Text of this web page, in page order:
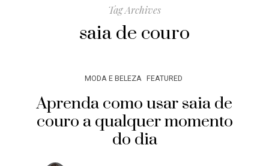
Tag Archives
saia de couro
MODA E BELEZA FEATURED
Aprenda como usar saia de
couro a qualquer momento
do dia